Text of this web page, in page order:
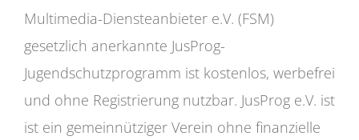
Multimedia-Diensteanbieter e.V. (FSM)
gesetzlich anerkannte JusProg-
Jugendschutzprogramm ist kostenlos, werbefrei
und ohne Registrierung nutzbar. JusProg e.V. ist
ist ein gemeinnütziger Verein ohne finanzielle